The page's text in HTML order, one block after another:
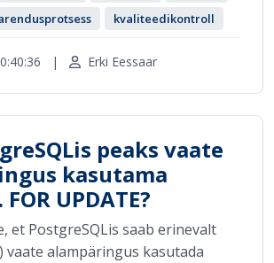
kvaliteedikontroll
| Erki Eessaar
peaks vaate
kasutama
FOR UPDATE?
et PostgreSQLis saab erinevalt
vaate alampäringus kasutada